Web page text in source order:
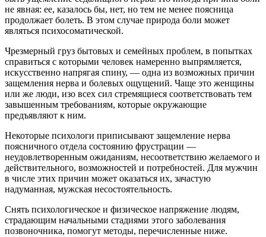
не явная: ее, казалось бы, нет, но тем не менее поясница
продолжает болеть. В этом случае природа боли может
являться психосоматической.
Чрезмерный груз бытовых и семейных проблем, в попытках
справиться с которыми человек намеренно выпрямляется,
искусственно напрягая спину, — одна из возможных причин
защемления нерва и болевых ощущений. Чаще это женщины
или же люди, изо всех сил стремящиеся соответствовать тем
завышенным требованиям, которые окружающие
предъявляют к ним.
Некоторые психологи приписывают защемление нерва
поясничного отдела состоянию фрустрации —
неудовлетворенным ожиданиям, несоответствию желаемого и
действительного, возможностей и потребностей. Для мужчин
в числе этих причин может оказаться их, зачастую
надуманная, мужская несостоятельность.
Снять психологическое и физическое напряжение людям,
страдающим начальными стадиями этого заболевания
позвоночника, помогут методы, перечисленные ниже.